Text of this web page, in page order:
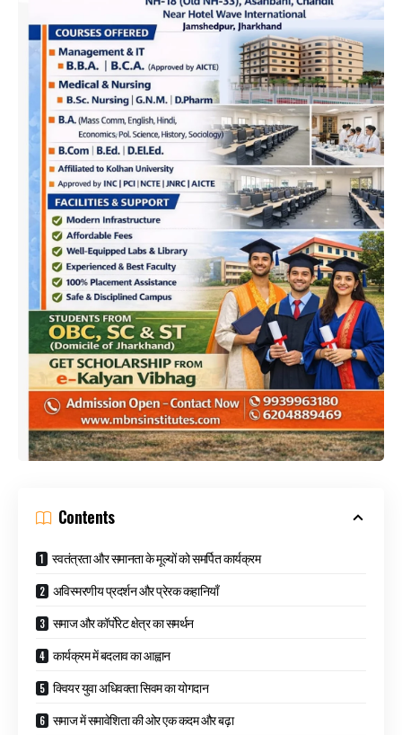
Contents
स्वतंत्रता और समानता के मूल्यों को समर्पित कार्यक्रम
अविस्मरणीय प्रदर्शन और प्रेरक कहानियाँ
समाज और कॉर्पोरेट क्षेत्र का समर्थन
कार्यक्रम में बदलाव का आह्वान
क्वियर युवा अधिवक्ता सिवम का योगदान
समाज में समावेशिता की ओर एक कदम और बढ़ा